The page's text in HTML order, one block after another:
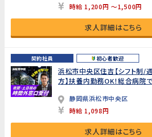
時給 1,200円 ～1,500円
求人詳細はこちら
契約社員 初心者歓迎
浜松市中央区住吉【シフト制/
方】扶養内勤務OK！総合病院
静岡県浜松市中央区
時給 1,098円
求人詳細はこちら